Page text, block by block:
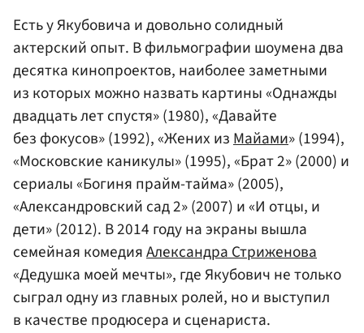
Есть у Якубовича и довольно солидный
актерский опыт. В фильмографии шоумена два
десятка кинопроектов, наиболее заметными
из которых можно назвать картины «Однажды
двадцать лет спустя» (1980), «Давайте
без фокусов» (1992), «Жених изМайами» (1994),
«Московские каникулы» (1995), «Брат 2» (2000) и
сериалы «Богиня прайм-тайма» (2005),
«Александровский сад 2» (2007) и «И отцы, и
дети» (2012). В 2014 году на экраны вышла
семейная комедияАлександра Стриженова
«Дедушка моей мечты», где Якубович не только
сыграл одну из главных ролей, но и выступил
в качестве продюсера и сценариста.